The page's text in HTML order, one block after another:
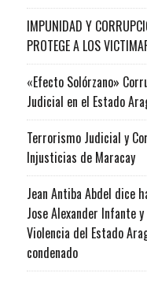
IMPUNIDAD Y
PROTEGE A LOS
«Efecto Solórzano»
Judicial en el Estado
Terrorismo Judicial y
Injusticias de Maracay
Jean Antiba Abdel dice
Jose Alexander Infante
Violencia del Estado
condenado